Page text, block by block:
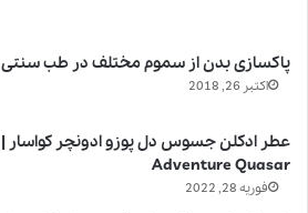
پاکسازی بدن از سموم مختلف در طب سنتی
اکتبر 26, 2018
Adventure Quasar
فوریه 28, 2022